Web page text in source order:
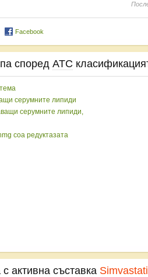
Facebook
според ATC
серумните липиди
серумните липиди,
coa редуктазата
активна съставка